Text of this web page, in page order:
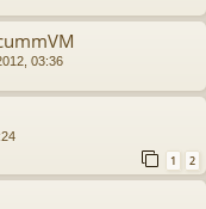
03:36
1 2